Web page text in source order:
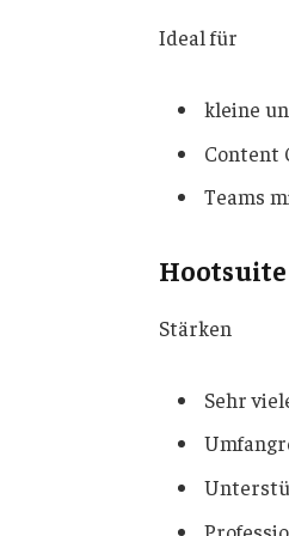
Ideal für
kleine
Content
Teams
Hootsuite
Stärken
Sehr